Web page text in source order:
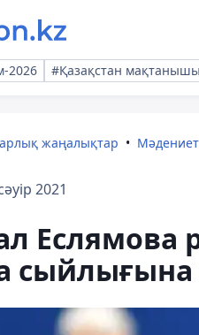
2026 #Қазақстан мақтанышы
жаңалықтар
2021
Еслямова